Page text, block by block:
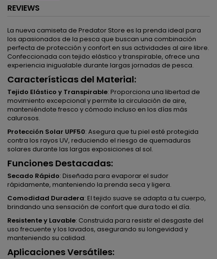
REVIEWS
La nueva camiseta de Predator Store es la prenda ideal para
los apasionados de la pesca que buscan una combinación
perfecta de protección y confort en sus actividades al aire libre.
Confeccionada con tejido elástico y transpirable, ofrece una
experiencia inigualable durante largas jornadas de pesca.
Características del Material:
Tejido Elástico y Transpirable: Proporciona una libertad de
movimiento excepcional y permite la circulación de aire,
manteniéndote fresco y cómodo incluso en los días más
calurosos.
Protección Solar UPF50: Asegura que tu piel esté protegida
contra los rayos UV, reduciendo el riesgo de quemaduras
solares durante las largas exposiciones al sol.
Funciones Destacadas:
Secado Rápido: Diseñada para evaporar el sudor
rápidamente, manteniendo la prenda seca y ligera.
Comodidad Duradera: El tejido suave se adapta a tu cuerpo,
brindando una sensación de confort que dura todo el día.
Resistente y Lavable: Construida para resistir el desgaste del
uso frecuente y los lavados, asegurando su longevidad y
manteniendo su calidad.
Aplicaciones Versátiles: